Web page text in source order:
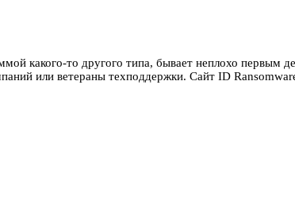
какого-то другого типа, бывает неплохо первым
или ветераны техподдержки. Сайт ID